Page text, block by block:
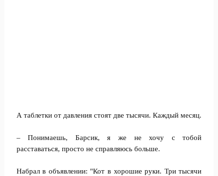
А таблетки от давления стоят две тысячи. Каждый месяц.
– Понимаешь, Барсик, я же не хочу с тобой
расставаться, просто не справляюсь больше.
Набрал в объявлении: "Кот в хорошие руки. Три тысячи